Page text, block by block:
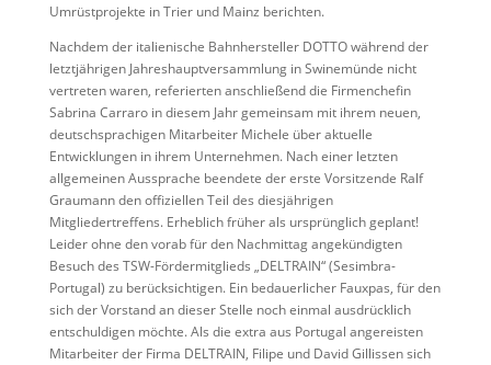
Umrüstprojekte in Trier und Mainz berichten.
Nachdem der italienische Bahnhersteller DOTTO während der
letztjährigen Jahreshauptversammlung in Swinemünde nicht
vertreten waren, referierten anschließend die Firmenchefin
Sabrina Carraro in diesem Jahr gemeinsam mit ihrem neuen,
deutschsprachigen Mitarbeiter Michele über aktuelle
Entwicklungen in ihrem Unternehmen. Nach einer letzten
allgemeinen Aussprache beendete der erste Vorsitzende Ralf
Graumann den offiziellen Teil des diesjährigen
Mitgliedertreffens. Erheblich früher als ursprünglich geplant!
Leider ohne den vorab für den Nachmittag angekündigten
Besuch des TSW-Fördermitglieds „DELTRAIN“ (Sesimbra-
Portugal) zu berücksichtigen. Ein bedauerlicher Fauxpas, für den
sich der Vorstand an dieser Stelle noch einmal ausdrücklich
entschuldigen möchte. Als die extra aus Portugal angereisten
Mitarbeiter der Firma DELTRAIN, Filipe und David Gillissen sich